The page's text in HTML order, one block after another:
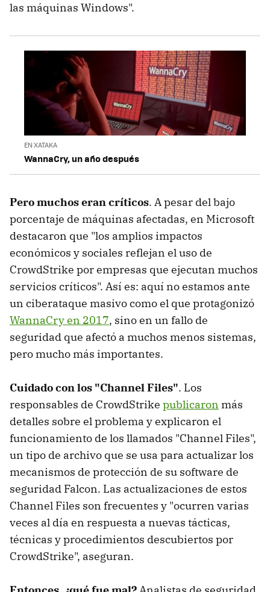
las máquinas Windows".
EN XATAKA
WannaCry, un año después
Pero muchos eran críticos. A pesar del bajo
porcentaje de máquinas afectadas, en Microsoft
destacaron que "los amplios impactos
económicos y sociales reflejan el uso de
CrowdStrike por empresas que ejecutan muchos
servicios críticos". Así es: aquí no estamos ante
un ciberataque masivo como el que protagonizó
WannaCry en 2017, sino en un fallo de
seguridad que afectó a muchos menos sistemas,
pero mucho más importantes.
Cuidado con los "Channel Files". Los
responsables de CrowdStrike publicaron más
detalles sobre el problema y explicaron el
funcionamiento de los llamados "Channel Files",
un tipo de archivo que se usa para actualizar los
mecanismos de protección de su software de
seguridad Falcon. Las actualizaciones de estos
Channel Files son frecuentes y "ocurren varias
veces al día en respuesta a nuevas tácticas,
técnicas y procedimientos descubiertos por
CrowdStrike", aseguran.